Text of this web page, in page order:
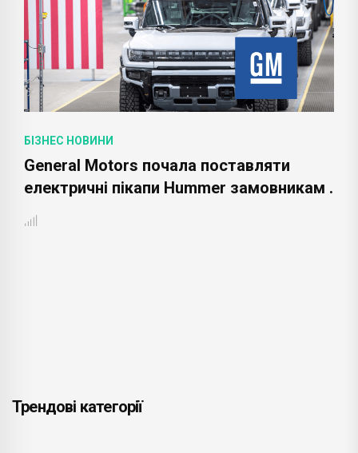
БІЗНЕС НОВИНИ
Акціонери Amazon вимагають
незалежного аудиту умов праці
Трендові категорії